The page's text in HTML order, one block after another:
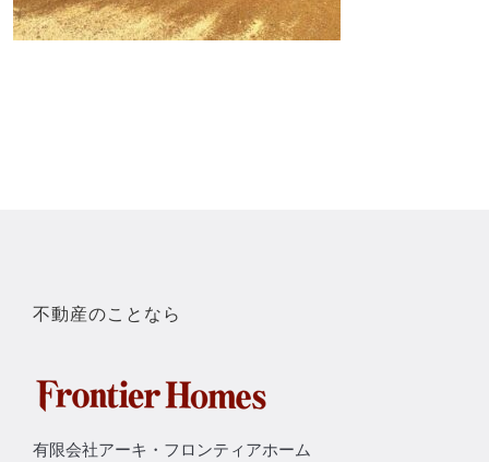
不動産のことなら
有限会社アーキ・フロンティアホーム